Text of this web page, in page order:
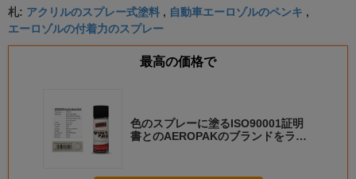
札: アクリルのスプレー式塗料 , 自動車エーロゾルのペンキ ,
エーロゾルの付着力のスプレー
最高の価格で
色のスプレーに塗るISO90001証明
書とのAEROPAKのブランドをラッ